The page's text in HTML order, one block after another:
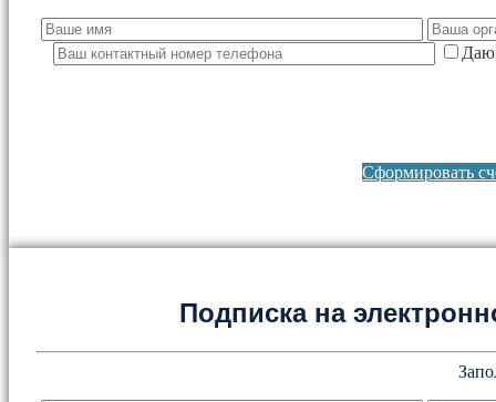
Даю
Сформировать
Подписка на